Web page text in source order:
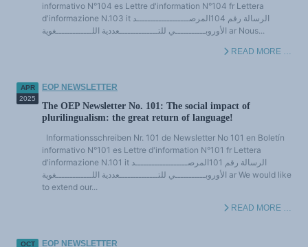
informativo N°104 es Lettre d'information N°104 fr Lettera
d'informazione N.103 it الرسالة رقم 104المرصـــــــــــــــــــد
الأوروبـــــــــــي للتــــــــــــــعددية اللـــــــــــــغوية ar Nous...
READ MORE …
APR
2025
EOP NEWSLETTER
The OEP Newsletter No. 101: The social impact of
plurilingualism: the great return of language!
Informationsschreiben Nr. 101 de Newsletter No 101 en Boletín
informativo N°101 es Lettre d'information N°101 fr Lettera
d'informazione N.101 it الرسالة رقم 101المرصـــــــــــــــــــد
الأوروبـــــــــــي للتــــــــــــــعددية اللـــــــــــــغوية ar We would like
to extend our...
READ MORE …
OCT
EOP NEWSLETTER